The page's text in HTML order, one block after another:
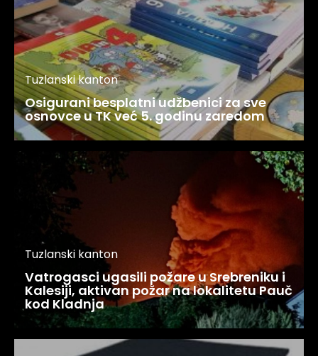
Tuzlanski kanton
Osigurani besplatni udžbenici za sve
osnovce u TK već 5. godinu zaredom
Tuzlanski kanton
Vatrogasci ugasili požare u Srebreniku i
Kalesiji, aktivan požar na lokalitetu Pauč
kod Kladnja